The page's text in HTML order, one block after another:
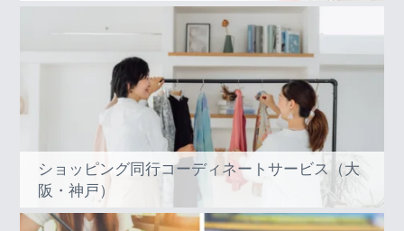
ショッピング同行コーディネートサービス（大
阪・神戸）